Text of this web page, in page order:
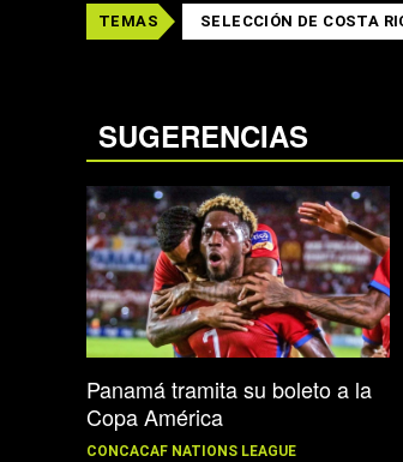
TEMAS SELECCIÓN DE COSTA
SUGERENCIAS
Panamá tramita su boleto a la
Copa América
CONCACAF NATIONS LEAGUE